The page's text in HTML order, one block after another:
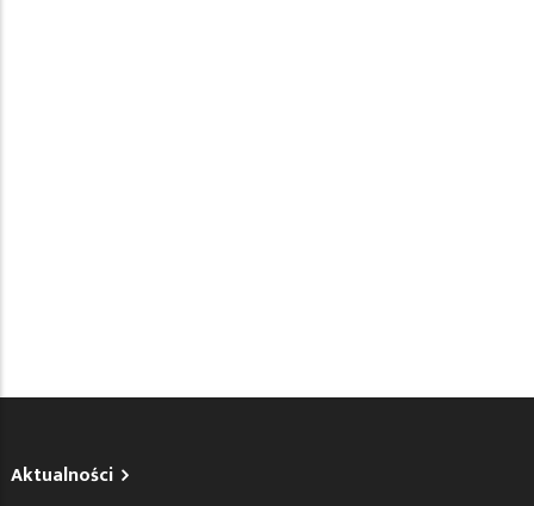
Aktualności